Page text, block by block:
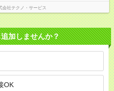
会社テクノ・サービス
加しませんか？
OK